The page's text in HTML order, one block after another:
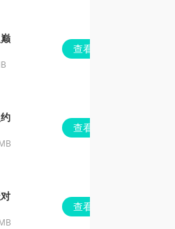
查看
查看
查看